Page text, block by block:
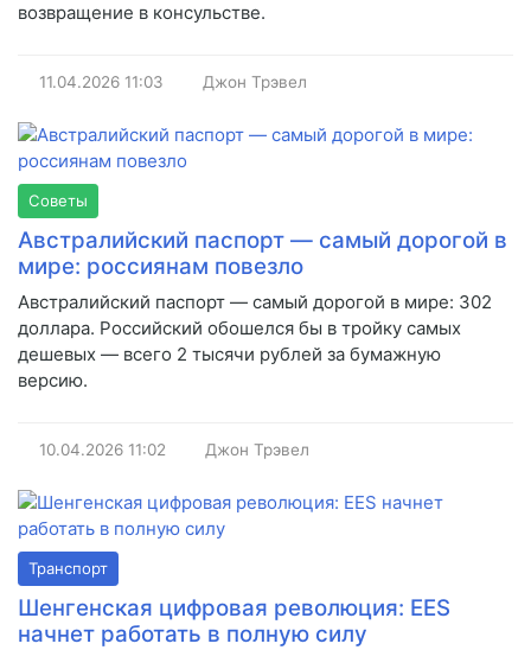
возвращение в консульстве.
11.04.2026 11:03 Джон Трэвел
Советы
Австралийский паспорт — самый дорогой в
мире: россиянам повезло
Австралийский паспорт — самый дорогой в мире: 302
доллара. Российский обошелся бы в тройку самых
дешевых — всего 2 тысячи рублей за бумажную
версию.
10.04.2026 11:02 Джон Трэвел
Транспорт
Шенгенская цифровая революция: EES
начнет работать в полную силу